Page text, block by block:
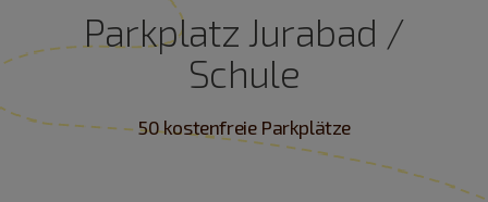
Parkplatz Jurabad /
Schule
50 kostenfreie Parkplätze